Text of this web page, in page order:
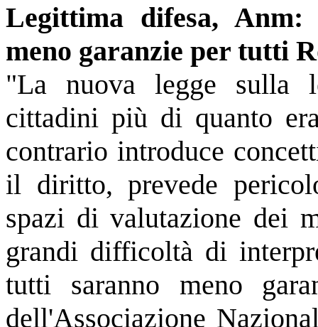
Legittima difesa,
meno garanzie per tutti
"La nuova legge sulla
cittadini più di quanto
contrario introduce
il diritto, prevede
spazi di valutazione dei
grandi difficoltà di
tutti saranno meno
dell'Associazione